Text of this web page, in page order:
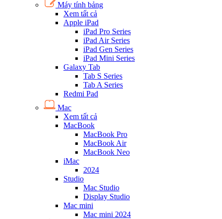
Máy tính bảng
Xem tất cả
Apple iPad
iPad Pro Series
iPad Air Series
iPad Gen Series
iPad Mini Series
Galaxy Tab
Tab S Series
Tab A Series
Redmi Pad
Mac
Xem tất cả
MacBook
MacBook Pro
MacBook Air
MacBook Neo
iMac
2024
Studio
Mac Studio
Display Studio
Mac mini
Mac mini 2024